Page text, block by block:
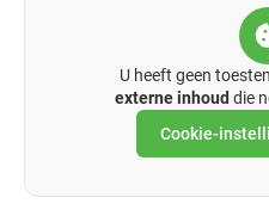
U heeft geen
externe inhoud die
Cookie-